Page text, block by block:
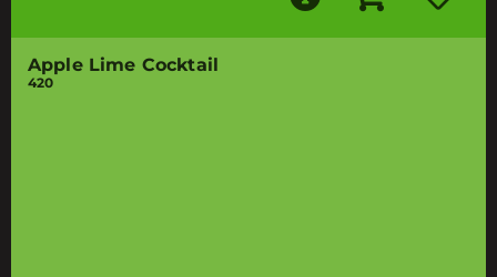
Apple Lime Cocktail
420